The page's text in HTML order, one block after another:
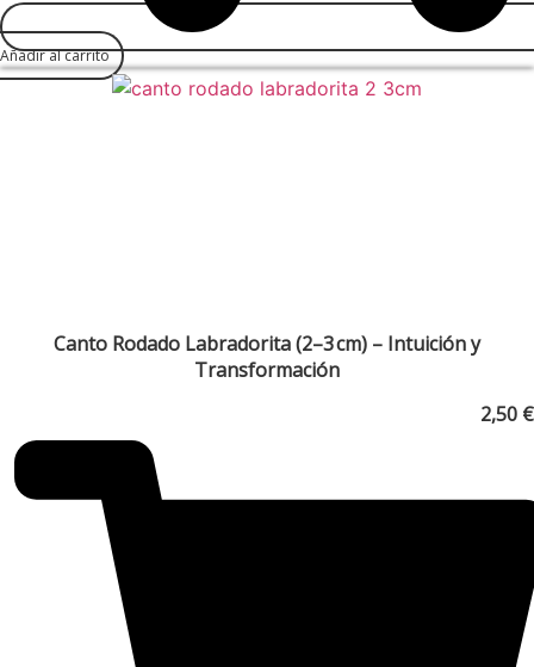
Añadir al carrito
Canto Rodado Labradorita (2–3 cm) – Intuición y
Transformación
2,50 €